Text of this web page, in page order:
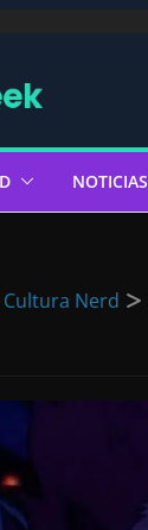
NOTICIAS
Cultura Nerd